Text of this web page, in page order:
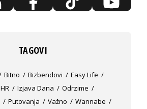
TAGOVI
Bitno Bizbendovi
Easy Life
HR Izjava Dana
Odrzime
Putovanja Važno
Wannabe